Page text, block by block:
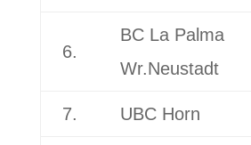
6.
BC La Palma
Wr.Neustadt
7. UBC Horn